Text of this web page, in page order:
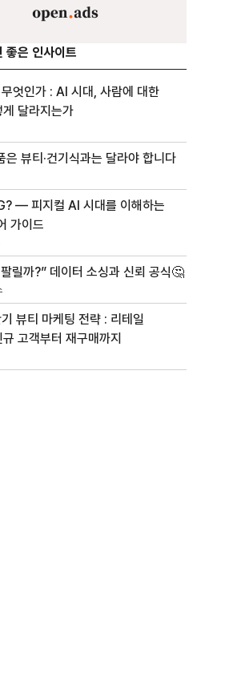
좋은 인사이트
엇인가 : AI 시대, 사람에 대한
달라지는가
은 뷰티·건기식과는 달라야 합니다
— 피지컬 AI 시대를 이해하는
가이드
릴까?” 데이터 소싱과 신뢰 공식🤔
뷰티 마케팅 전략 : 리테일
고객부터 재구매까지